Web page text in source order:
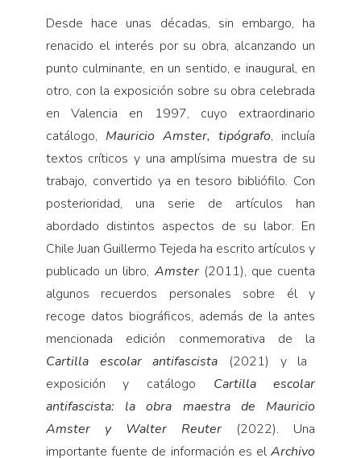
Desde hace unas décadas, sin embargo, ha
renacido el interés por su obra, alcanzando un
punto culminante, en un sentido, e inaugural, en
otro, con la exposición sobre su obra celebrada
en Valencia en 1997, cuyo extraordinario
catálogo, Mauricio Amster, tipógrafo, incluía
textos críticos y una amplísima muestra de su
trabajo, convertido ya en tesoro bibliófilo. Con
posterioridad, una serie de artículos han
abordado distintos aspectos de su labor. En
Chile Juan Guillermo Tejeda ha escrito artículos y
publicado un libro, Amster (2011), que cuenta
algunos recuerdos personales sobre él y
recoge datos biográficos, además de la antes
mencionada edición conmemorativa de la
Cartilla escolar antifascista (2021) y la
exposición y catálogo Cartilla escolar
antifascista: la obra maestra de Mauricio
Amster y Walter Reuter (2022). Una
importante fuente de información es elArchivo